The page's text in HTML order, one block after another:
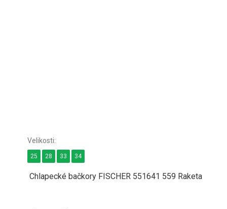
Chlapecké bačkory FISCHER 551641 559 Raketa
25 28 33 34